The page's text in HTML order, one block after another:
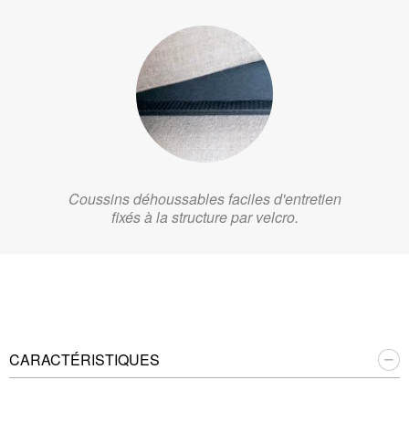
Coussins déhoussables faciles d'entretien
fixés à la structure par velcro.
CARACTÉRISTIQUES